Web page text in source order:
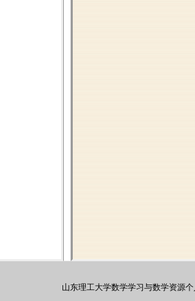
山东理工大学数学学习与数学资源